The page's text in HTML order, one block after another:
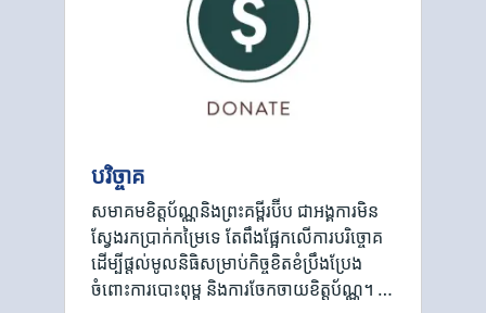
បរិច្ចាគ
សមាគមខិត្តប័ណ្ណនិងព្រះគម្ពីរប៊ីប ជាអង្គការមិន
ស្វែងរកប្រាក់កម្រៃទេ តែពឹងផ្អែកលើការបរិច្ចោគ
ដើម្បីផ្ដល់មូលនិធិសម្រាប់កិច្ចខិតខំប្រឹងប្រែង
ចំពោះការបោះពុម្ព និងការចែកចាយខិត្តប័ណ្ណ។ …